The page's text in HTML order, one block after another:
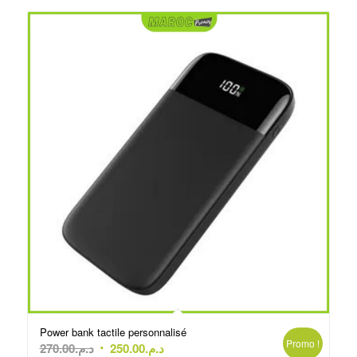
Power bank tactile personnalisé
د.م.270.00
Le
د.م.250.00
Le
Promo !